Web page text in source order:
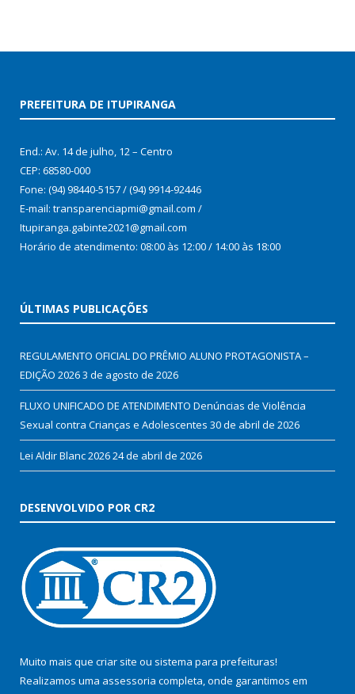
PREFEITURA DE ITUPIRANGA
End.: Av. 14 de julho, 12 – Centro
CEP: 68580-000
Fone: (94) 98440-5157 / (94) 9914-92446
E-mail: transparenciapmi@gmail.com /
Itupiranga.gabinte2021@gmail.com
Horário de atendimento: 08:00 às 12:00 / 14:00 às 18:00
ÚLTIMAS PUBLICAÇÕES
REGULAMENTO OFICIAL DO PRÊMIO ALUNO PROTAGONISTA –
EDIÇÃO 20263 de agosto de 2026
FLUXO UNIFICADO DE ATENDIMENTO Denúncias de Violência
Sexual contra Crianças e Adolescentes 30 de abril de 2026
Lei Aldir Blanc 202624 de abril de 2026
DESENVOLVIDO POR CR2
Muito mais que criar site ou sistema para prefeituras!
Realizamos uma assessoria completa, onde garantimos em